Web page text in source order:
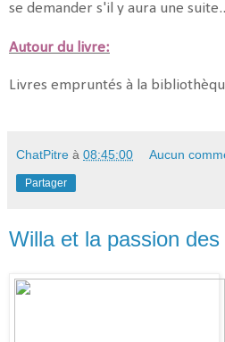
se demander s'il y aura une
Autour du livre:
Livres empruntés à la
ChatPitre à 08:45:00 Aucun
Partager
Willa et la passion